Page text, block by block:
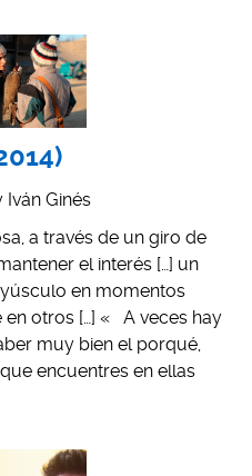
Iván Ginés
a través de un giro de
el interés […] un
en momentos
otros […] « A veces hay
muy bien el porqué,
encuentres en ellas